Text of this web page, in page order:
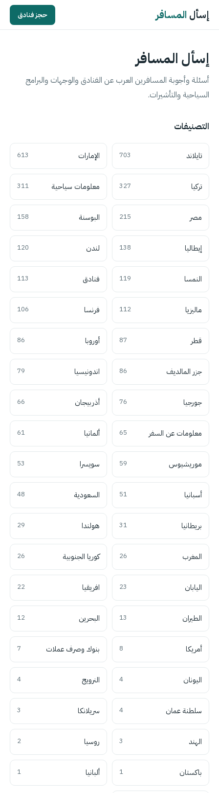
إسأل المسافر حجز فنادق
إسأل المسافر
أسئلة وأجوبة المسافرين العرب عن الفنادق والوجهات والبرامج
السياحية والتأشيرات.
التصنيفات
تايلاند 703 الإمارات 613
تركيا 327 معلومات سياحية 311
مصر 215 البوسنة 158
إيطاليا 138 لندن 120
النمسا 119 فنادق 113
ماليزيا 112 فرنسا 106
قطر 87 أوروبا 86
جزر المالديف 86 اندونيسيا 79
جورجيا 76 أذربيجان 66
معلومات عن السفر 65 ألمانيا 61
موريشيوس 59 سويسرا 53
أسبانيا 51 السعودية 48
بريطانيا 31 هولندا 29
المغرب 26 كوريا الجنوبية 26
اليابان 23 افريقيا 22
الطيران 13 البحرين 12
أمريكا 8 بنوك وصرف عملات 7
اليونان 4 النرويج 4
سلطنة عمان 4 سريلانكا 3
الهند 3 روسيا 2
باكستان 1 ألبانيا 1